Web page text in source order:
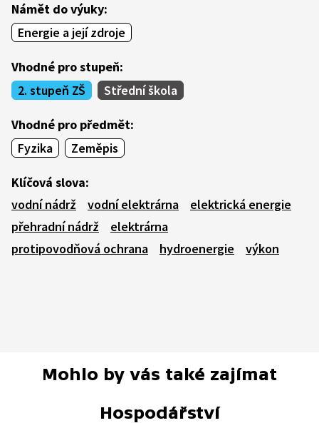
Námět do výuky:
Energie a její zdroje
Vhodné pro stupeň:
2. stupeň ZŠ
Střední škola
Vhodné pro předmět:
Fyzika
Zeměpis
Klíčová slova:
vodní nádrž
vodní elektrárna
elektrická energie
přehradní nádrž
elektrárna
protipovodňová ochrana
hydroenergie výkon
Mohlo by vás také zajímat
Hospodářství